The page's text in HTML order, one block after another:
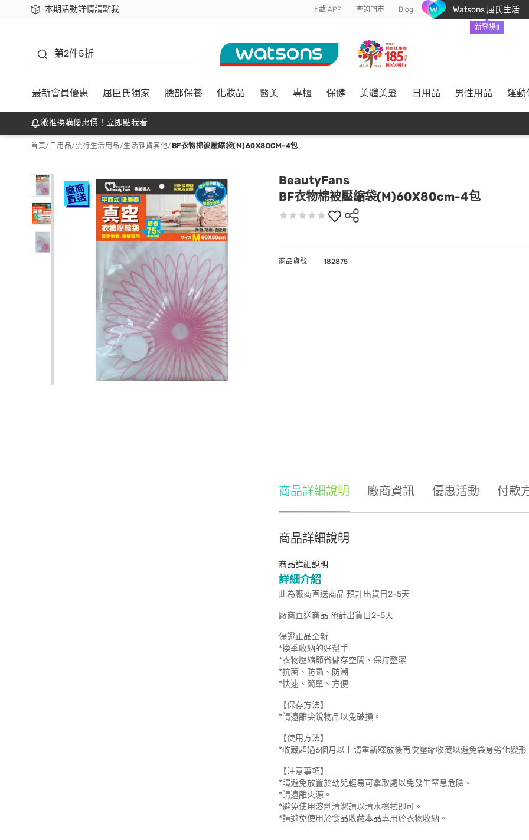
本期活動詳情請點我
下載app最高回饋$350 下載 APP 查詢門市 Blog Watsons 屈氏生活
新登場!!
第2件5折
最新會員優惠 屈臣氏獨家 臉部保養 化妝品 醫美 專櫃 保健 美體美髮 日用品 男性用品 運動
激推換購優惠價！立即點我看
首頁/ 日用品/流行生活用品/生活雜貨其他/BF衣物棉被壓縮袋(M)60X80CM-4包
BeautyFans
BF衣物棉被壓縮袋(M)60X80cm-4包
商品貨號 182875
商品詳細說明 廠商資訊 優惠活動 付款
商品詳細說明
商品詳細說明
詳細介紹
此為廠商直送商品 預計出貨日2-5天
廠商直送商品 預計出貨日2-5天
保證正品全新
*換季收納的好幫手
*衣物壓縮節省儲存空間、保持整潔
*抗菌、防蟲、防潮
*快速、簡單、方便
【保存方法】
*請遠離尖銳物品以免破損。
【使用方法】
*收藏超過6個月以上請重新釋放後再次壓縮收藏以避免袋身劣化變形
【注意事項】
*請避免放置於幼兒輕易可拿取處以免發生窒息危險。
*請遠離火源。
*避免使用溶劑清潔請以清水擦拭即可。
*請避免使用於食品收藏本品專用於衣物收納。